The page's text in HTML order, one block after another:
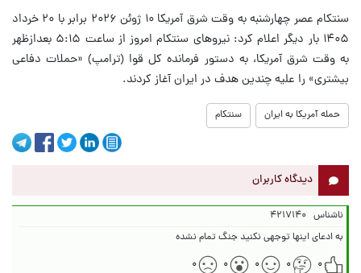
سنتکام عصر چهارشنبه به وقت شرق آمریکا ۱۰ ژوئن ۲۰۲۶ برابر با ۲۰ خرداد
۱۴۰۵ بار دیگر اعلام کرد: نیروهای سنتکام امروز از ساعت ۵:۱۵ بعدازظهر
به وقت شرق آمریکا، به دستور فرمانده کل قوا (ترامپ) «حملات دفاعی
بیشتری» را علیه چندین هدف در ایران آغاز کردند.
حمله آمریکا به ایران سنتکام
دیدگاه کاربران
ناشناس ۴۲۱۷۱۴۰
به ادعای اینها توجهی نکنید جنگ تمام نشده
۰
۰ ۰ ۰ ۰